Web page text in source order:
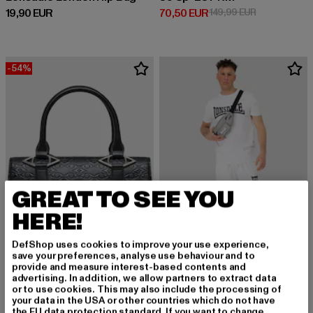
19,90 EUR
Derzeitiger Preis: 19,90 EUR
70,50 EUR
Derzeitiger Preis: 70,50 EUR
149,99 EURAktionspreis:
-54%
PEQUS
Astéria
92,00 EUR
Derzeitiger Preis: 92,00 EUR
199,99 EURAktionspreis: 199,99 EUR
LONSDALE LONDON
Lonsdale London Hip Bag
19,99 EUR
Derzeitiger Preis: 19,99 EUR
GREAT TO SEE YOU
HERE!
DefShop uses cookies to improve your use experience,
save your preferences, analyse use behaviour and to
provide and measure interest-based contents and
advertising. In addition, we allow partners to extract data
or to use cookies. This may also include the processing of
your data in the USA or other countries which do not have